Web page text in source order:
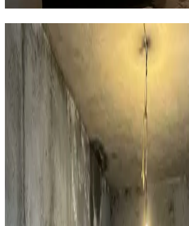
Hvad kan vi hjælpe dig
Boligventilation
AirPro V2 decentral ventilation til
97% varmegenvinding, 12 dB og WiFi-
effektive løsning mod fugt i huset.